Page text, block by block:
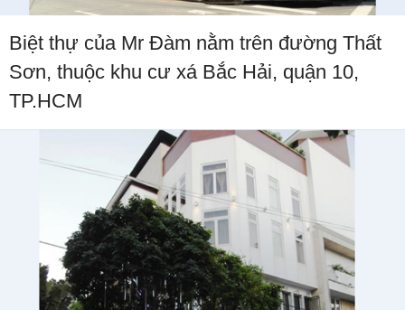
Biệt thự của Mr Đàm nằm trên đường Thất
Sơn, thuộc khu cư xá Bắc Hải, quận 10,
TP.HCM